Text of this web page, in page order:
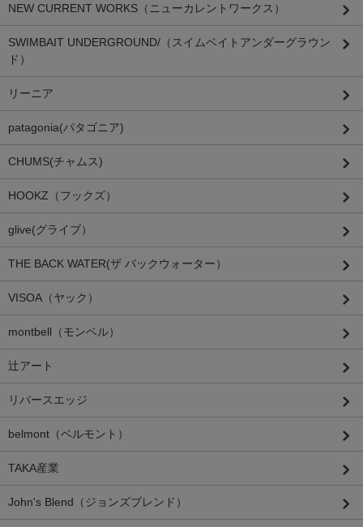
NEW CURRENT WORKS（ニューカレントワークス）
SWIMBAIT UNDERGROUND/（スイムベイトアンダーグラウン
ド）
リーニア
patagonia(パタゴニア)
CHUMS(チャムス)
HOOKZ（フックズ）
glive(グライブ）
THE BACK WATER(ザ バックウォーター）
VISOA（ヤック）
montbell（モンベル）
辻アート
リバースエッジ
belmont（ベルモント）
TAKA産業
John's Blend（ジョンズブレンド）